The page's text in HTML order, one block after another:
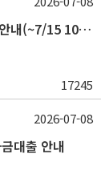
2026학년도 2학기 삼일장학회 장학생 선발 안내(~7/15 10:00)
17245
대출 안내
2026-07-08